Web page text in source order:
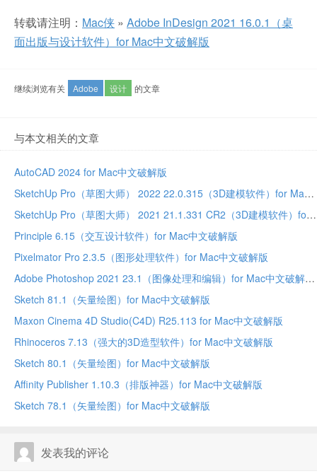
转载请注明： Mac侠 » Adobe InDesign 2021 16.0.1（桌
面出版与设计软件）for Mac中文破解版
继续浏览有关 Adobe 设计 的文章
与本文相关的文章
AutoCAD 2024 for Mac中文破解版
SketchUp Pro（草图大师） 2022 22.0.315（3D建模软件）for Mac中文破解版
SketchUp Pro（草图大师） 2021 21.1.331 CR2（3D建模软件）for Mac中文破解版
Principle 6.15（交互设计软件）for Mac中文破解版
Pixelmator Pro 2.3.5（图形处理软件）for Mac中文破解版
Adobe Photoshop 2021 23.1（图像处理和编辑）for Mac中文破解版
Sketch 81.1（矢量绘图）for Mac中文破解版
Maxon Cinema 4D Studio(C4D) R25.113 for Mac中文破解版
Rhinoceros 7.13（强大的3D造型软件）for Mac中文破解版
Sketch 80.1（矢量绘图）for Mac中文破解版
Affinity Publisher 1.10.3（排版神器）for Mac中文破解版
Sketch 78.1（矢量绘图）for Mac中文破解版
发表我的评论